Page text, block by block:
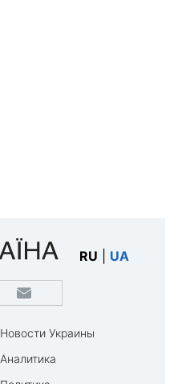
RU UA
Новости Украины
Аналитика